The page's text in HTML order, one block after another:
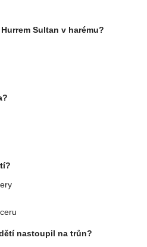
Sultan v harému?
nastoupil na trůn?